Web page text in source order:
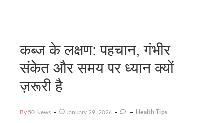
कब्ज के लक्षण: पहचान, गंभीर
संकेत और समय पर ध्यान क्यों
ज़रूरी है
By 50 News January 29, 2026 Health Tips